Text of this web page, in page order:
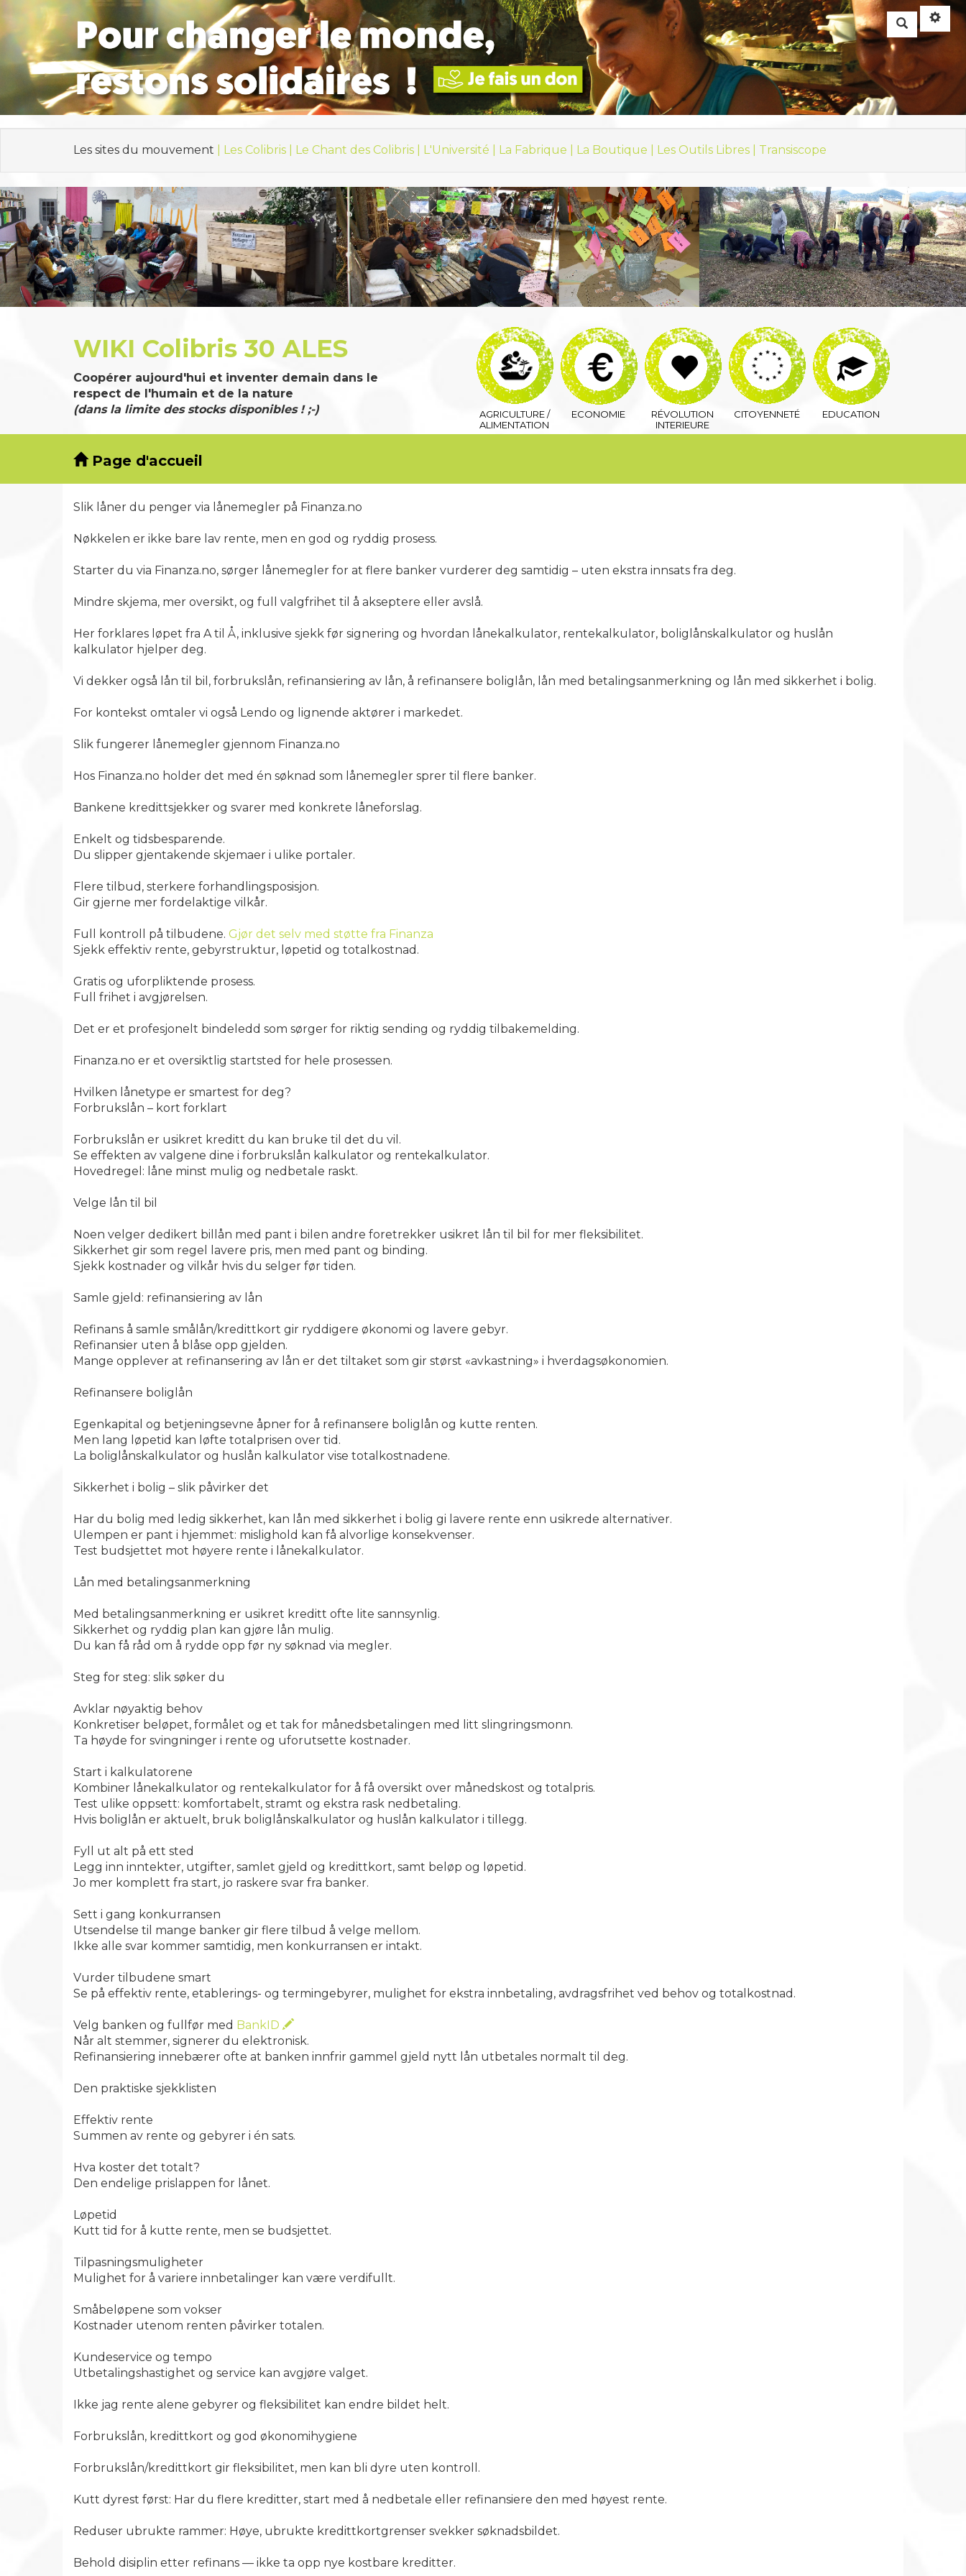
Rechercher
Les sites du mouvement | Les Colibris | Le Chant des Colibris | L'Université | La Fabrique | La Boutique | Les Outils Libres | Transiscope
WIKI Colibris 30 ALES
Coopérer aujourd'hui et inventer demain dans le
respect de l'humain et de la nature
(dans la limite des stocks disponibles ! ;-)
Page d'accueil
AGRICULTURE /
ALIMENTATION
ECONOMIE
RÉVOLUTION
INTERIEURE
CITOYENNETÉ EDUCATION
Slik låner du penger via lånemegler på Finanza.no
Nøkkelen er ikke bare lav rente, men en god og ryddig prosess.
Starter du via Finanza.no, sørger lånemegler for at flere banker vurderer deg samtidig – uten ekstra innsats fra deg.
Mindre skjema, mer oversikt, og full valgfrihet til å akseptere eller avslå.
Her forklares løpet fra A til Å, inklusive sjekk før signering og hvordan lånekalkulator, rentekalkulator, boliglånskalkulator og huslån
kalkulator hjelper deg.
Vi dekker også lån til bil, forbrukslån, refinansiering av lån, å refinansere boliglån, lån med betalingsanmerkning og lån med sikkerhet i bolig.
For kontekst omtaler vi også Lendo og lignende aktører i markedet.
Slik fungerer lånemegler gjennom Finanza.no
Hos Finanza.no holder det med én søknad som lånemegler sprer til flere banker.
Bankene kredittsjekker og svarer med konkrete låneforslag.
Enkelt og tidsbesparende.
Du slipper gjentakende skjemaer i ulike portaler.
Flere tilbud, sterkere forhandlingsposisjon.
Gir gjerne mer fordelaktige vilkår.
Full kontroll på tilbudene. Gjør det selv med støtte fra Finanza
Sjekk effektiv rente, gebyrstruktur, løpetid og totalkostnad.
Gratis og uforpliktende prosess.
Full frihet i avgjørelsen.
Det er et profesjonelt bindeledd som sørger for riktig sending og ryddig tilbakemelding.
Finanza.no er et oversiktlig startsted for hele prosessen.
Hvilken lånetype er smartest for deg?
Forbrukslån – kort forklart
Forbrukslån er usikret kreditt du kan bruke til det du vil.
Se effekten av valgene dine i forbrukslån kalkulator og rentekalkulator.
Hovedregel: låne minst mulig og nedbetale raskt.
Velge lån til bil
Noen velger dedikert billån med pant i bilen andre foretrekker usikret lån til bil for mer fleksibilitet.
Sikkerhet gir som regel lavere pris, men med pant og binding.
Sjekk kostnader og vilkår hvis du selger før tiden.
Samle gjeld: refinansiering av lån
Refinans å samle smålån/kredittkort gir ryddigere økonomi og lavere gebyr.
Refinansier uten å blåse opp gjelden.
Mange opplever at refinansering av lån er det tiltaket som gir størst «avkastning» i hverdagsøkonomien.
Refinansere boliglån
Egenkapital og betjeningsevne åpner for å refinansere boliglån og kutte renten.
Men lang løpetid kan løfte totalprisen over tid.
La boliglånskalkulator og huslån kalkulator vise totalkostnadene.
Sikkerhet i bolig – slik påvirker det
Har du bolig med ledig sikkerhet, kan lån med sikkerhet i bolig gi lavere rente enn usikrede alternativer.
Ulempen er pant i hjemmet: mislighold kan få alvorlige konsekvenser.
Test budsjettet mot høyere rente i lånekalkulator.
Lån med betalingsanmerkning
Med betalingsanmerkning er usikret kreditt ofte lite sannsynlig.
Sikkerhet og ryddig plan kan gjøre lån mulig.
Du kan få råd om å rydde opp før ny søknad via megler.
Steg for steg: slik søker du
Avklar nøyaktig behov
Konkretiser beløpet, formålet og et tak for månedsbetalingen med litt slingringsmonn.
Ta høyde for svingninger i rente og uforutsette kostnader.
Start i kalkulatorene
Kombiner lånekalkulator og rentekalkulator for å få oversikt over månedskost og totalpris.
Test ulike oppsett: komfortabelt, stramt og ekstra rask nedbetaling.
Hvis boliglån er aktuelt, bruk boliglånskalkulator og huslån kalkulator i tillegg.
Fyll ut alt på ett sted
Legg inn inntekter, utgifter, samlet gjeld og kredittkort, samt beløp og løpetid.
Jo mer komplett fra start, jo raskere svar fra banker.
Sett i gang konkurransen
Utsendelse til mange banker gir flere tilbud å velge mellom.
Ikke alle svar kommer samtidig, men konkurransen er intakt.
Vurder tilbudene smart
Se på effektiv rente, etablerings- og termingebyrer, mulighet for ekstra innbetaling, avdragsfrihet ved behov og totalkostnad.
Velg banken og fullfør med BankID
Når alt stemmer, signerer du elektronisk.
Refinansiering innebærer ofte at banken innfrir gammel gjeld nytt lån utbetales normalt til deg.
Den praktiske sjekklisten
Effektiv rente
Summen av rente og gebyrer i én sats.
Hva koster det totalt?
Den endelige prislappen for lånet.
Løpetid
Kutt tid for å kutte rente, men se budsjettet.
Tilpasningsmuligheter
Mulighet for å variere innbetalinger kan være verdifullt.
Småbeløpene som vokser
Kostnader utenom renten påvirker totalen.
Kundeservice og tempo
Utbetalingshastighet og service kan avgjøre valget.
Ikke jag rente alene gebyrer og fleksibilitet kan endre bildet helt.
Forbrukslån, kredittkort og god økonomihygiene
Forbrukslån/kredittkort gir fleksibilitet, men kan bli dyre uten kontroll.
Kutt dyrest først: Har du flere kreditter, start med å nedbetale eller refinansiere den med høyest rente.
Reduser ubrukte rammer: Høye, ubrukte kredittkortgrenser svekker søknadsbildet.
Behold disiplin etter refinans — ikke ta opp nye kostbare kreditter.